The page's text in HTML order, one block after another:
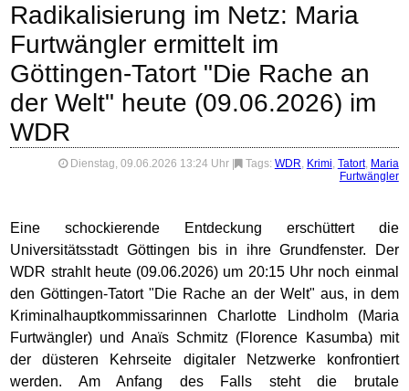
Radikalisierung im Netz: Maria
Furtwängler ermittelt im
Göttingen-Tatort "Die Rache an
der Welt" heute (09.06.2026) im
WDR
Dienstag, 09.06.2026 13:24 Uhr Tags: WDR, Krimi, Tatort, Maria
Furtwängler
Eine schockierende Entdeckung erschüttert die
Universitätsstadt Göttingen bis in ihre Grundfenster. Der
WDR strahlt heute (09.06.2026) um 20:15 Uhr noch einmal
den Göttingen-Tatort "Die Rache an der Welt" aus, in dem
Kriminalhauptkommissarinnen Charlotte Lindholm (Maria
Furtwängler) und Anaïs Schmitz (Florence Kasumba) mit
der düsteren Kehrseite digitaler Netzwerke konfrontiert
werden. Am Anfang des Falls steht die brutale